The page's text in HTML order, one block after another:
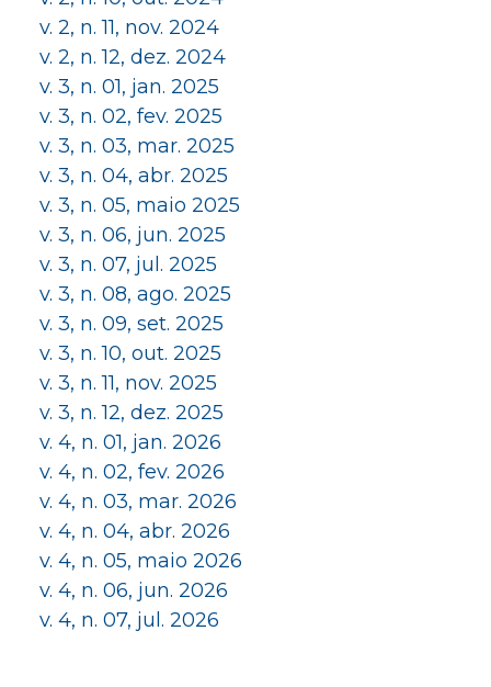
v. 2, n. 11, nov. 2024
v. 2, n. 12, dez. 2024
v. 3, n. 01, jan. 2025
v. 3, n. 02, fev. 2025
v. 3, n. 03, mar. 2025
v. 3, n. 04, abr. 2025
v. 3, n. 05, maio 2025
v. 3, n. 06, jun. 2025
v. 3, n. 07, jul. 2025
v. 3, n. 08, ago. 2025
v. 3, n. 09, set. 2025
v. 3, n. 10, out. 2025
v. 3, n. 11, nov. 2025
v. 3, n. 12, dez. 2025
v. 4, n. 01, jan. 2026
v. 4, n. 02, fev. 2026
v. 4, n. 03, mar. 2026
v. 4, n. 04, abr. 2026
v. 4, n. 05, maio 2026
v. 4, n. 06, jun. 2026
v. 4, n. 07, jul. 2026